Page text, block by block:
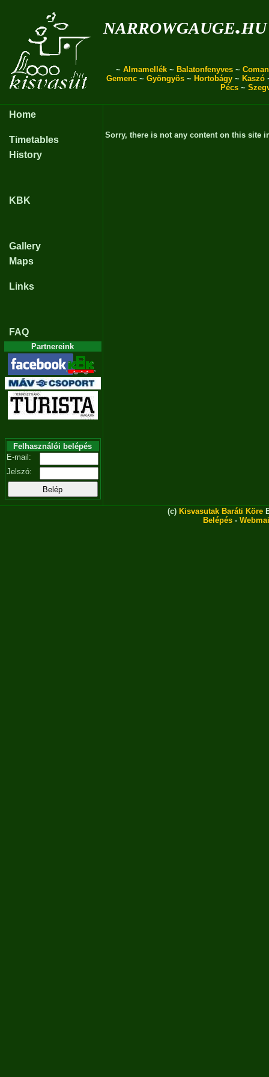
narrowgauge.hu
~ Almamellék ~ Balatonfenyves ~
Gemenc ~ Gyöngyös ~ Hortobágy ~ Kaszó
Pécs ~
Home
Timetables
History
KBK
Gallery
Maps
Links
FAQ
Partnereink
Felhasználói belépés
E-mail:
Jelszó:
Sorry, there is not any content on this site
(c) Kisvasutak Baráti Köre
Belépés -